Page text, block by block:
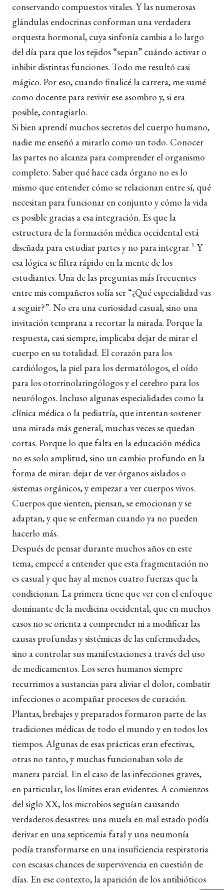
conservando compuestos vitales. Y las numerosas
glándulas endocrinas conforman una verdadera
orquesta hormonal, cuya sinfonía cambia a lo largo
del día para que los tejidos “sepan” cuándo activar o
inhibir distintas funciones. Todo me resultó casi
mágico. Por eso, cuando finalicé la carrera, me sumé
como docente para revivir ese asombro y, si era
posible, contagiarlo.
Si bien aprendí muchos secretos del cuerpo humano,
nadie me enseñó a mirarlo como un todo. Conocer
las partes no alcanza para comprender el organismo
completo. Saber qué hace cada órgano no es lo
mismo que entender cómo se relacionan entre sí, qué
necesitan para funcionar en conjunto y cómo la vida
es posible gracias a esa integración. Es que la
estructura de la formación médica occidental está
diseñada para estudiar partes y no para integrar.1 Y
esa lógica se filtra rápido en la mente de los
estudiantes. Una de las preguntas más frecuentes
entre mis compañeros solía ser “¿Qué especialidad vas
a seguir?”. No era una curiosidad casual, sino una
invitación temprana a recortar la mirada. Porque la
respuesta, casi siempre, implicaba dejar de mirar el
cuerpo en su totalidad. El corazón para los
cardiólogos, la piel para los dermatólogos, el oído
para los otorrinolaringólogos y el cerebro para los
neurólogos. Incluso algunas especialidades como la
clínica médica o la pediatría, que intentan sostener
una mirada más general, muchas veces se quedan
cortas. Porque lo que falta en la educación médica
no es solo amplitud, sino un cambio profundo en la
forma de mirar: dejar de ver órganos aislados o
sistemas orgánicos, y empezar a ver cuerpos vivos.
Cuerpos que sienten, piensan, se emocionan y se
adaptan, y que se enferman cuando ya no pueden
hacerlo más.
Después de pensar durante muchos años en este
tema, empecé a entender que esta fragmentación no
es casual y que hay al menos cuatro fuerzas que la
condicionan. La primera tiene que ver con el enfoque
dominante de la medicina occidental, que en muchos
casos no se orienta a comprender ni a modificar las
causas profundas y sistémicas de las enfermedades,
sino a controlar sus manifestaciones a través del uso
de medicamentos. Los seres humanos siempre
recurrimos a sustancias para aliviar el dolor, combatir
infecciones o acompañar procesos de curación.
Plantas, brebajes y preparados formaron parte de las
tradiciones médicas de todo el mundo y en todos los
tiempos. Algunas de esas prácticas eran efectivas,
otras no tanto, y muchas funcionaban solo de
manera parcial. En el caso de las infecciones graves,
en particular, los límites eran evidentes. A comienzos
del siglo XX, los microbios seguían causando
verdaderos desastres: una muela en mal estado podía
derivar en una septicemia fatal y una neumonía
podía transformarse en una insuficiencia respiratoria
con escasas chances de supervivencia en cuestión de
días. En ese contexto, la aparición de los antibióticos